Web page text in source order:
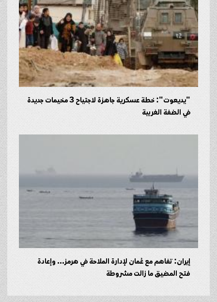
"يديعوت": خطة عسكرية جاهزة لاجتياح 3 مخيمات جديدة
في الضفة الغربية
إيران: تفاهم مع عُمان لإدارة الملاحة في هرمز... وإعادة
فتح المضيق ما زالت مشروطة